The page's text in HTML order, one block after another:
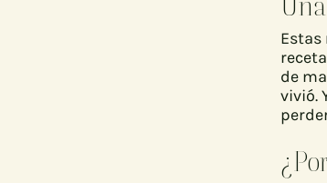
Estas
de
vivió.